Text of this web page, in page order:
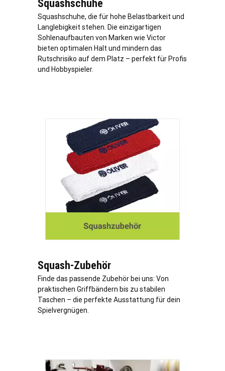
Squashschuhe
Squashschuhe, die für hohe Belastbarkeit und
Langlebigkeit stehen. Die einzigartigen
Sohlenaufbauten von Marken wie Victor
bieten optimalen Halt und mindern das
Rutschrisiko auf dem Platz – perfekt für Profis
und Hobbyspieler.
Squash-Zubehör
Finde das passende Zubehör bei uns: Von
praktischen Griffbändern bis zu stabilen
Taschen – die perfekte Ausstattung für dein
Spielvergnügen.